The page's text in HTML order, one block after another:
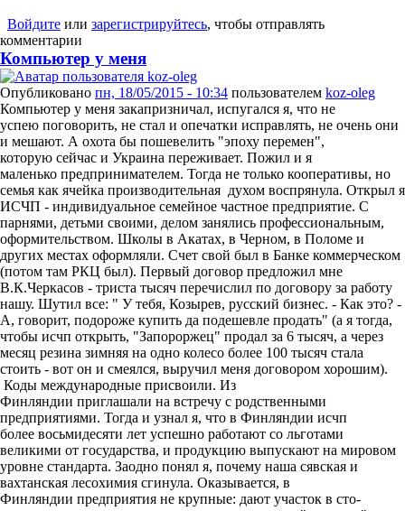
Войдите или зарегистрируйтесь, чтобы отправлять
комментарии
Компьютер у меня
Опубликовано пн, 18/05/2015 - 10:34 пользователем koz-oleg
Компьютер у меня закапризничал, испугался я, что не
успею поговорить, не стал и опечатки исправлять, не очень они
и мешают. А охота бы пошевелить "эпоху перемен",
которую сейчас и Украина переживает. Пожил и я
маленько предпринимателем. Тогда не только кооперативы, но
семья как ячейка производительная духом воспрянула. Открыл я
ИСЧП - индивидуальное семейное частное предприятие. С
парнями, детьми своими, делом занялись профессиональным,
оформительством. Школы в Акатах, в Черном, в Поломе и
других местах оформляли. Счет свой был в Банке коммерческом
(потом там РКЦ был). Первый договор предложил мне
В.К.Черкасов - триста тысяч перечислил по договору за работу
нашу. Шутил все: " У тебя, Козырев, русский бизнес. - Как это? -
А, говорит, подороже купить да подешевле продать" (а я тогда,
чтобы исчп открыть, "Запороржец" продал за 6 тысяч, а через
месяц резина зимняя на одно колесо более 100 тысяч стала
стоить - вот он и смеялся, выручил меня договором хорошим).
Коды международные присвоили. Из
Финляндии приглашали на встречу с родственными
предприятиями. Тогда и узнал я, что в Финляндии исчп
более восьмидесяти лет успешно работают со льготами
великими от государства, и продукцию выпускают на мировом
уровне стандарта. Заодно понял я, почему наша сявская и
вахтанская лесохимия сгинула. Оказывается, в
Финляндии предприятия не крупные: дают участок в сто-